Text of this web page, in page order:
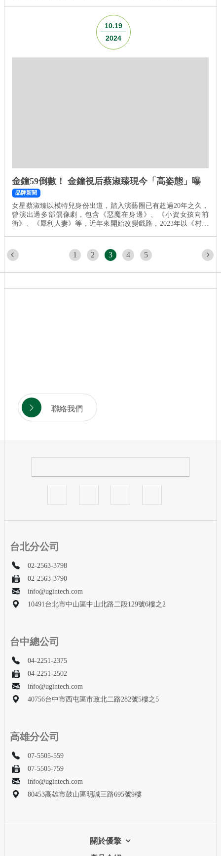
未來趨勢，誠摯敬邀各位醫師一同參與！ 同時，我們也將於下週
10.19
2024
金鐘59倒數！ 金鐘視后蔡淑臻現今「高姿態」曝
品牌新聞
女星蔡淑臻以模特兒身份出道，踏入演藝圈已有超過20年之久，
曾演出過多部偶像劇，包含《惡魔在身邊》、《小資女孩向前
衝》、《犀利人妻》等，近年來開始改變戲路，2023年以《村裡
下《村裡來了個暴走女外科》金鐘最佳女主角後，也著手第二季
的製作，坦承劇本依舊還在修改階段，雖然近...
1 2 3 4 5
聯絡我們
台北分公司
02-2563-3798
02-2563-3790
info@ugintech.com
10491台北市中山區中山北路二段129號6樓之2
台中總公司
04-2251-2375
04-2251-2502
info@ugintech.com
40756台中市西屯區市政北二路282號5樓之5
高雄分公司
07-5505-559
07-5505-759
info@ugintech.com
80453高雄市鼓山區明誠三路695號9樓
關於優擎